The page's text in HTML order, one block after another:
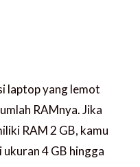
laptop yang lemot
RAMnya. Jika
RAM 2 GB, kamu
4 GB hingga